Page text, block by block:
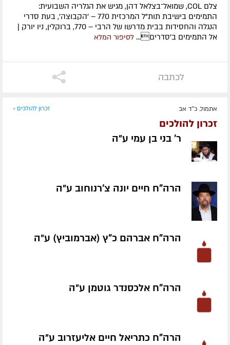
צלם COL, שמואל־בצלאל דהן, מגיש את הגלריה השבועית:
התמימים בישיבת תות"ל המרכזית 770 – 'הקבוצה', בעת סדרי
הנגלה והחסידות בבית מדרשו של הרבי – 770, ברוקלין, ניו יורק |
אל התמימים ב'סדרים... לסיפור המלא
לכתבה
אתמול, כ"ד אב זכרון להולכים »
זכרון להולכים
ר' בני בן עמי ע״ה
הרה"ח חיים יונה צ'רנוחוב ע״ה
הרה"ח אברהם כ"ץ (אברמוביץ) ע״ה
הרה"ח אלכסנדר גוטמן ע״ה
הרה"ח כתריאל חיים אליעזרוב ע״ה